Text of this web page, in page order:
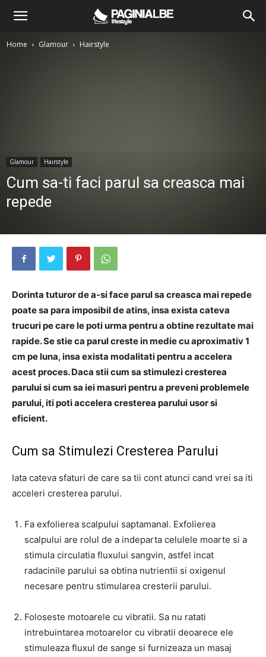
Home Glamour Hairstyle
Glamour Hairstyle
Cum sa-ti faci parul sa creasca mai
repede
Dorinta tuturor de a-si face parul sa creasca mai repede
poate sa para imposibil de atins, insa exista cateva
trucuri pe care le poti urma pentru a obtine rezultate mai
rapide. Se stie ca parul creste in medie cu aproximativ 1
cm pe luna, insa exista modalitati pentru a accelera
acest proces. Daca stii cum sa stimulezi cresterea
parului si cum sa iei masuri pentru a preveni problemele
parului, iti poti accelera cresterea parului usor si
eficient.
Cum sa Stimulezi Cresterea Parului
Iata cateva sfaturi de care sa tii cont atunci cand vrei sa iti
acceleri cresterea parului.
Fa exfolierea scalpului saptamanal. Exfolierea
scalpului are rolul de a indeparta celulele moarte si a
stimula circulatia fluxului sangvin, astfel incat
radacinile parului sa obtina nutrientii si oxigenul
necesare pentru stimularea cresterii parului.
Foloseste motoarele cu vibratii. Sa nu ratati
intrebuintarea motoarelor cu vibratii deoarece ele
stimuleaza fluxul de sange si furnizeaza un masaj